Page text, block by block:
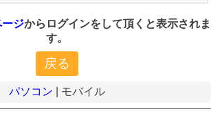
ージからログインをして頂くと表示されま
す。
パソコン | モバイル